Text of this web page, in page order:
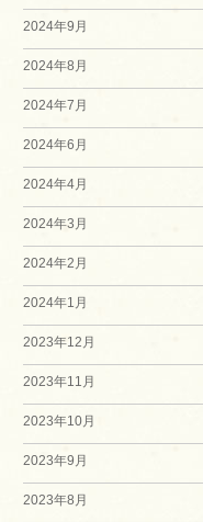
2024年9月
2024年8月
2024年7月
2024年6月
2024年4月
2024年3月
2024年2月
2024年1月
2023年12月
2023年11月
2023年10月
2023年9月
2023年8月